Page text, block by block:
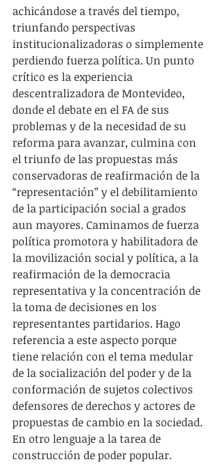
achicándose a través del tiempo,
triunfando perspectivas
institucionalizadoras o simplemente
perdiendo fuerza política. Un punto
crítico es la experiencia
descentralizadora de Montevideo,
donde el debate en el FA de sus
problemas y de la necesidad de su
reforma para avanzar, culmina con
el triunfo de las propuestas más
conservadoras de reafirmación de la
“representación” y el debilitamiento
de la participación social a grados
aun mayores. Caminamos de fuerza
política promotora y habilitadora de
la movilización social y política, a la
reafirmación de la democracia
representativa y la concentración de
la toma de decisiones en los
representantes partidarios. Hago
referencia a este aspecto porque
tiene relación con el tema medular
de la socialización del poder y de la
conformación de sujetos colectivos
defensores de derechos y actores de
propuestas de cambio en la sociedad.
En otro lenguaje a la tarea de
construcción de poder popular.